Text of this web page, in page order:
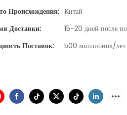
Происхождения: Китай
Доставки:
15-20 дней после
Поставок:
500 миллионов/лет